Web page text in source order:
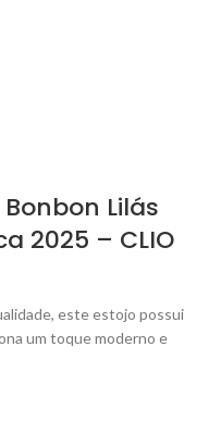
Lilás
2025 – CLIO
este estojo possui
um toque moderno e